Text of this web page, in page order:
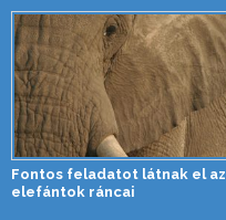
Fontos feladatot látnak el az
elefántok ráncai